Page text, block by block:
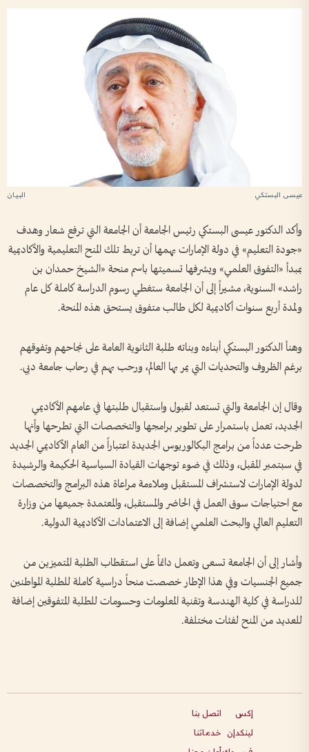
عيسى البستكي
وأكد الدكتور عيسى البستكي رئيس الجامعة أن الجامعة التي ترفع شعار وهدف
«جودة التعليم» في دولة الإمارات يهمها أن تربط تلك المنح التعليمية والأكاديمية
بمبدأ «التفوق العلمي» ويشرفها تسميتها باسم منحة «الشيخ حمدان بن
راشد» السنوية، مشيراً إلى أن الجامعة ستغطي رسوم الدراسة كاملة كل عام
ولمدة أربع سنوات أكاديمية لكل طالب متفوق يستحق هذه المنحة.
وهنأ الدكتور البستكي أبناءه وبناته طلبة الثانوية العامة على نجاحهم وتفوقهم
برغم الظروف والتحديات التي يمر بها العالم، ورحب بهم في رحاب جامعة دبي.
وقال إن الجامعة والتي تستعد لقبول واستقبال طلبتها في عامهم الأكاديمي
الجديد، تعمل باستمرار على تطوير برامجها والتخصصات التي تطرحها وأنها
طرحت عدداً من برامج البكالوريوس الجديدة اعتباراً من العام الأكاديمي الجديد
في سبتمبر المقبل، وذلك في ضوء توجهات القيادة السياسية الحكيمة والرشيدة
لدولة الإمارات لاستشراف المستقبل وملاءمة مراعاة هذه البرامج والتخصصات
مع احتياجات سوق العمل في الحاضر والمستقبل، والمعتمدة جميعها من وزارة
التعليم العالي والبحث العلمي إضافة إلى الاعتمادات الأكاديمية الدولية.
وأشار إلى أن الجامعة تسعى وتعمل دائماً على استقطاب الطلبة المتميزين من
جميع الجنسيات وفي هذا الإطار خصصت منحاً دراسية كاملة للطلبة المواطنين
للدراسة في كلية الهندسة وتقنية المعلومات وحسومات للطلبة المتفوقين إضافة
للعديد من المنح لفئات مختلفة.
إكس
لينكدإن
اتصل بنا
خدماتنا